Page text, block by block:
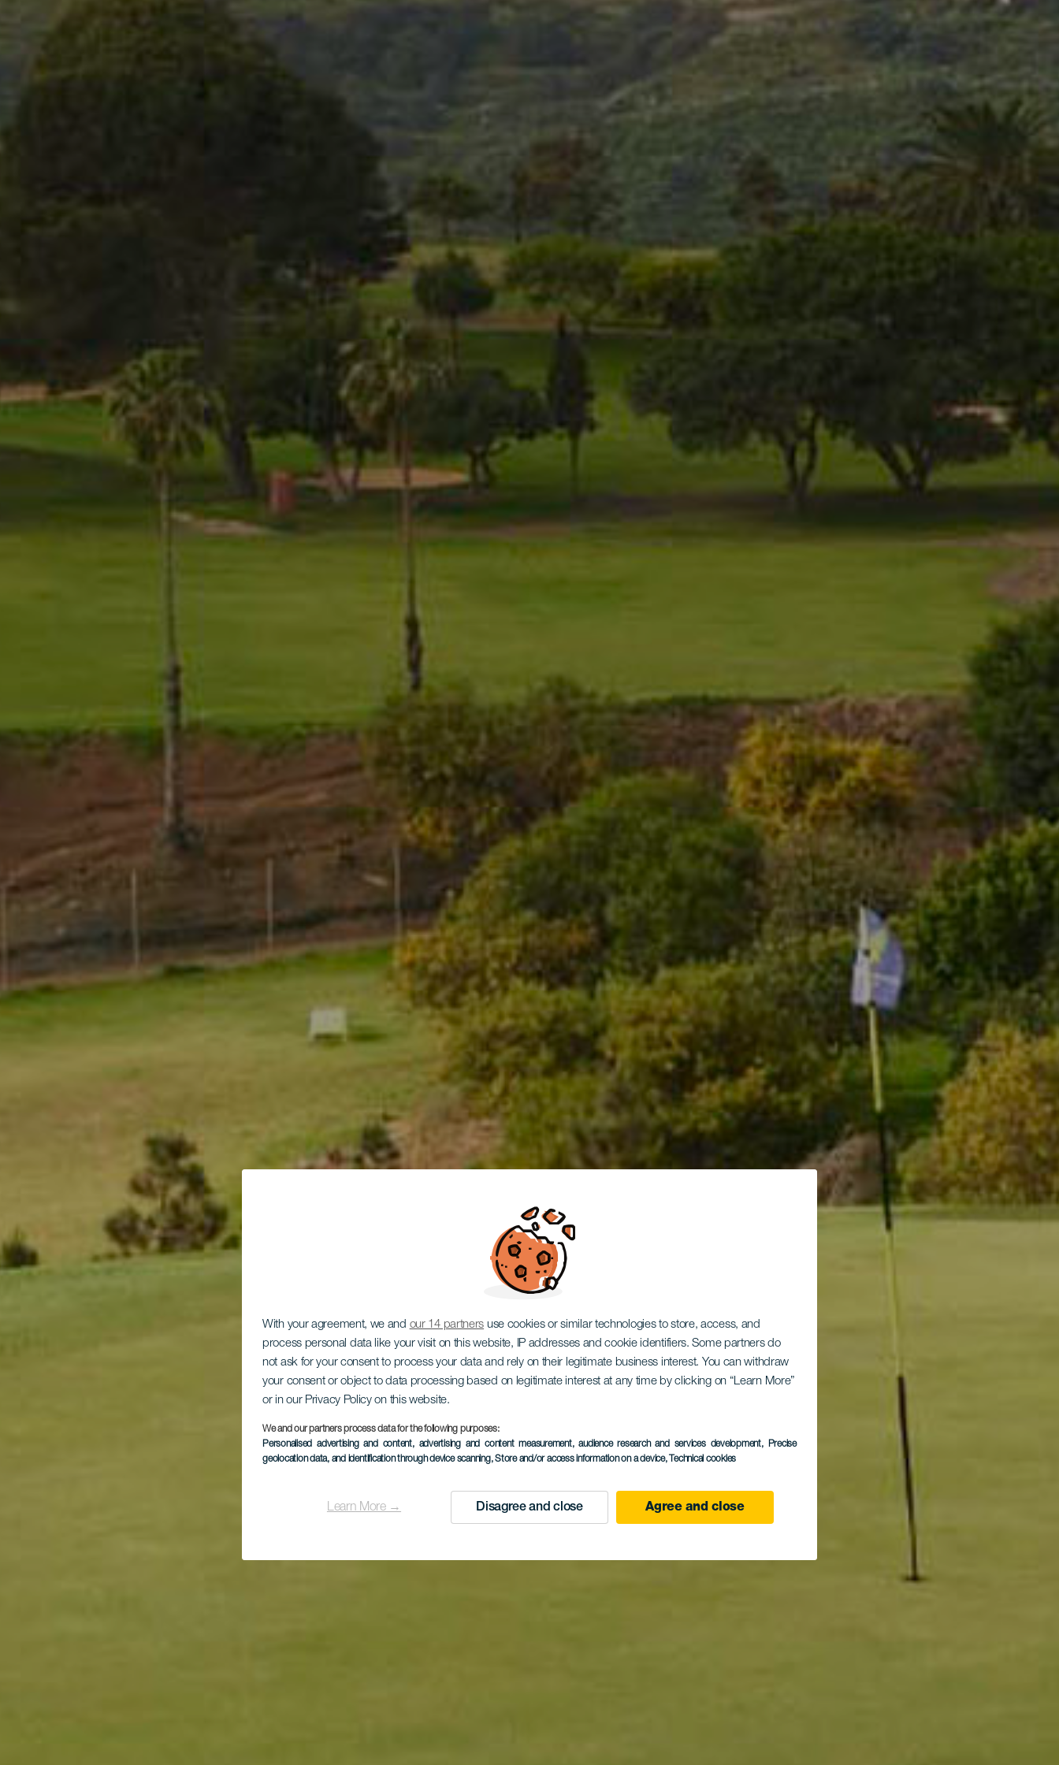
With your agreement, we and our 14 partners use cookies or similar technologies to store, access, and
process personal data like your visit on this website, IP addresses and cookie identifiers. Some partners do
not ask for your consent to process your data and rely on their legitimate business interest. You can withdraw
your consent or object to data processing based on legitimate interest at any time by clicking on “Learn More”
or in our Privacy Policy on this website.
We and our partners process data for the following purposes:
Personalised advertising and content, advertising and content measurement, audience research and services development, Precise
geolocation data, and identification through device scanning, Store and/or access information on a device, Technical cookies
Learn More → Disagree and close Agree and close